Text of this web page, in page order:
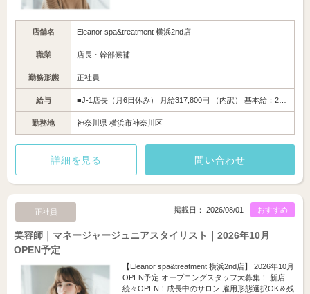
店舗名 Eleanor spa&treatment 横浜2nd店
職業 店長・幹部候補
勤務形態 正社員
給与 ■J-1店長（月6日休み） 月給317,800円 （内訳） 基本給：2…
勤務地 神奈川県 横浜市神奈川区
詳細を見る 問い合わせ
正社員 おすすめ
掲載日： 2026/08/01
美容師｜マネージャージュニアスタイリスト｜2026年10月
OPEN予定
【Eleanor spa&treatment 横浜2nd店】 2026年10月
OPEN予定 オープニングスタッフ大募集！ 新店
続々OPEN！成長中のサロン 雇用形態選択OK＆残